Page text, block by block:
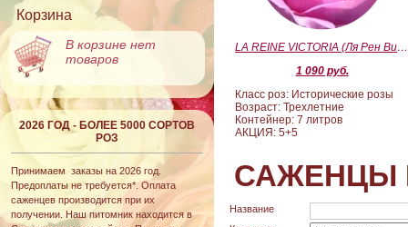
Корзина
В корзине нет
товаров
2026 ГОД - БОЛЕЕ 5000 СОРТОВ
РОЗ
Принимаем заказы на 2026 год.
Предоплаты не требуется*. Оплата
саженцев производится при их
получении. Наш питомник находится в
LA REINE VICTORIA (Ля Рен Виктория)
1 090 руб.
Класс роз: Исторические розы
Возраст: Трехлетние
Контейнер: 7 литров
АКЦИЯ: 5+5
САЖЕНЦЫ
Название